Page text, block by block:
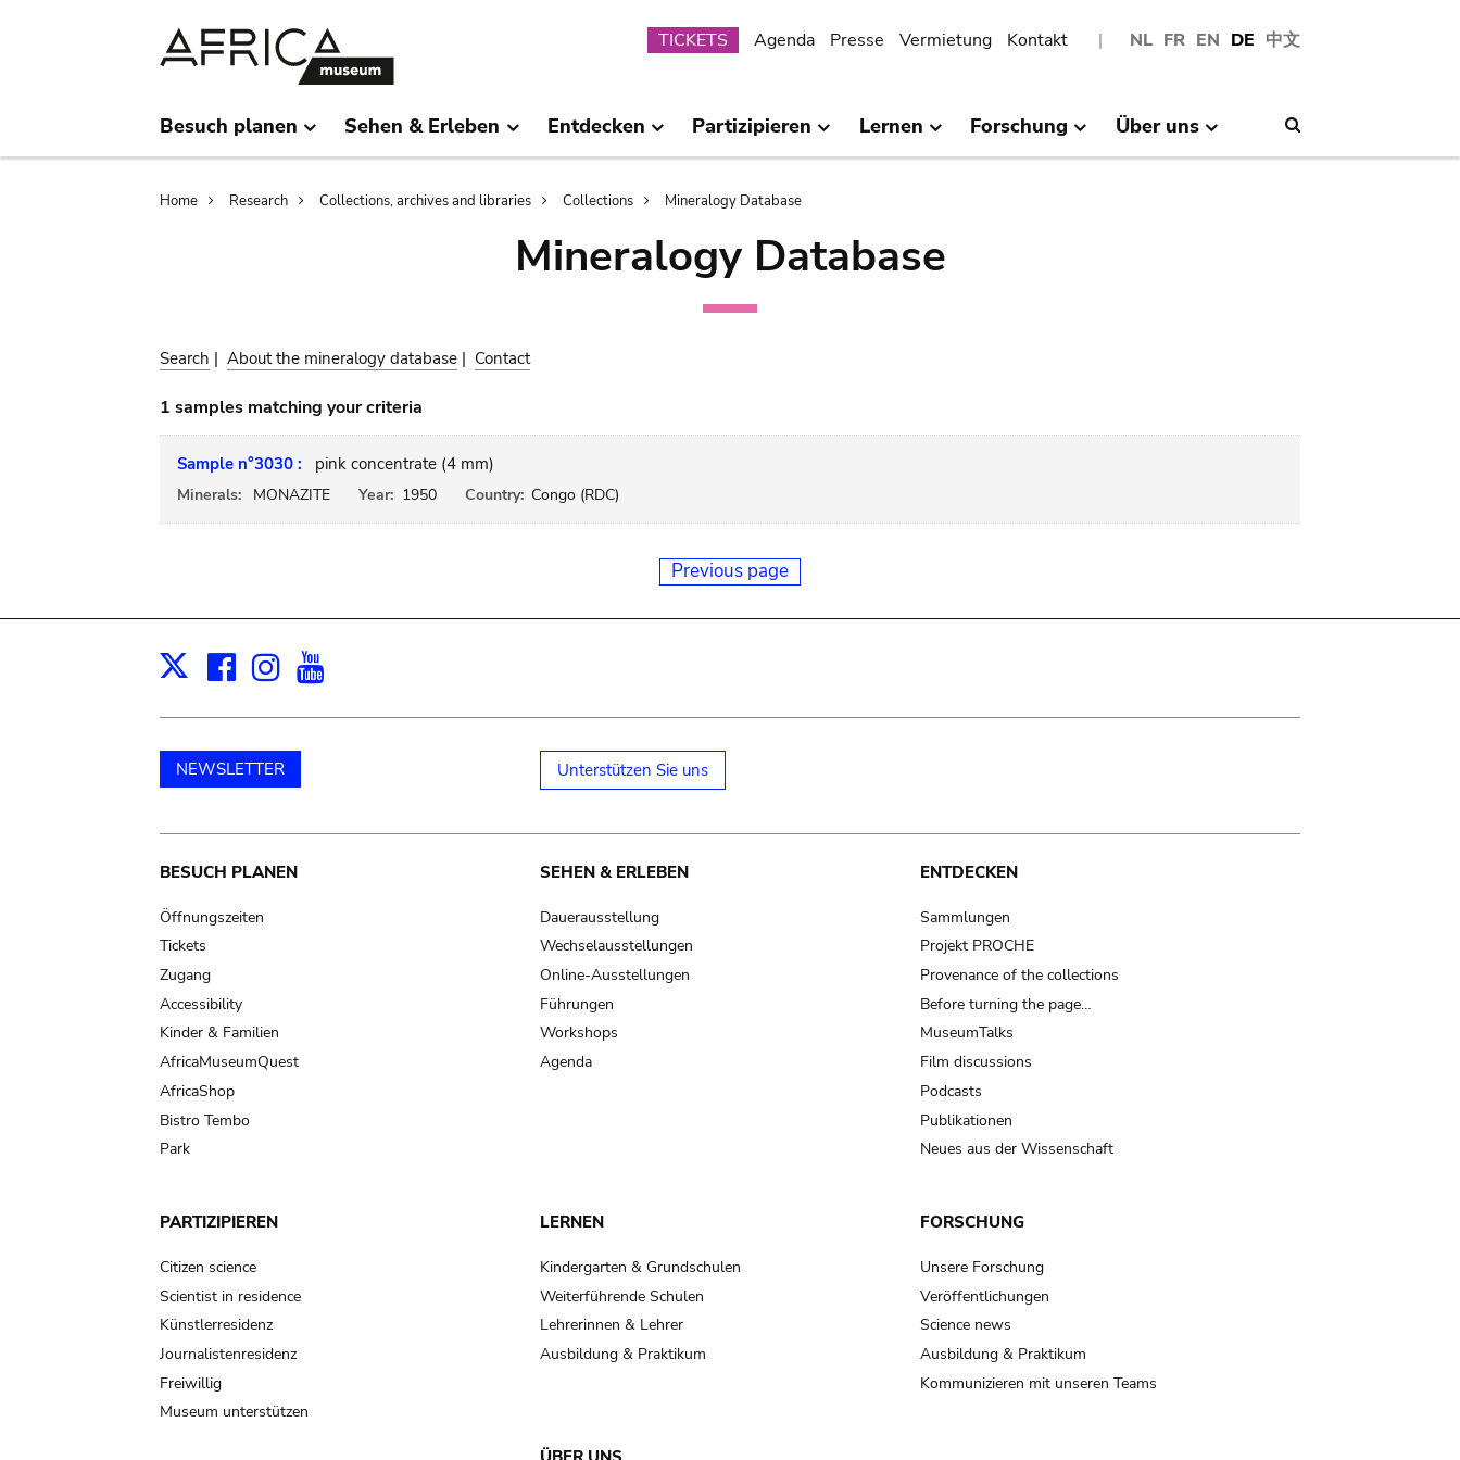
NL FR EN DE 中文
Submenu
TICKETS Agenda Presse Vermietung Kontakt
Besuch planen Sehen & Erleben Entdecken Partizipieren Lernen Forschung Über uns
Breadcrumb
Home Research Collections, archives and libraries Collections Mineralogy Database
Mineralogy Database
Search | About the mineralogy database | Contact
1 samples matching your criteria
Sample n°3030 : pink concentrate (4 mm)
Minerals: MONAZITE Year: 1950 Country: Congo (RDC)
Previous page
X Facebook
Instagram
NEWSLETTER Unterstützen Sie uns
Main
navigation
BESUCH PLANEN
Öffnungszeiten
Tickets
Zugang
Accessibility
Kinder & Familien
AfricaMuseumQuest
AfricaShop
Bistro Tembo
Park
SEHEN & ERLEBEN
Dauerausstellung
Wechselausstellungen
Online-Ausstellungen
Führungen
Workshops
Agenda
ENTDECKEN
Sammlungen
Projekt PROCHE
Provenance of the collections
Before turning the page…
MuseumTalks
Film discussions
Podcasts
Publikationen
Neues aus der Wissenschaft
PARTIZIPIEREN
Citizen science
Scientist in residence
Künstlerresidenz
Journalistenresidenz
Freiwillig
Museum unterstützen
LERNEN
Kindergarten & Grundschulen
Weiterführende Schulen
Lehrerinnen & Lehrer
Ausbildung & Praktikum
FORSCHUNG
Unsere Forschung
Veröffentlichungen
Science news
Ausbildung & Praktikum
Kommunizieren mit unseren Teams